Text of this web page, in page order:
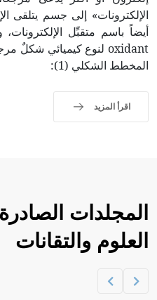
الإلكترونات» إلى جسم يتلقى
المخطط الشكلي (1):
اقرأ المزيد
المجلدات
العلوم والتقانات